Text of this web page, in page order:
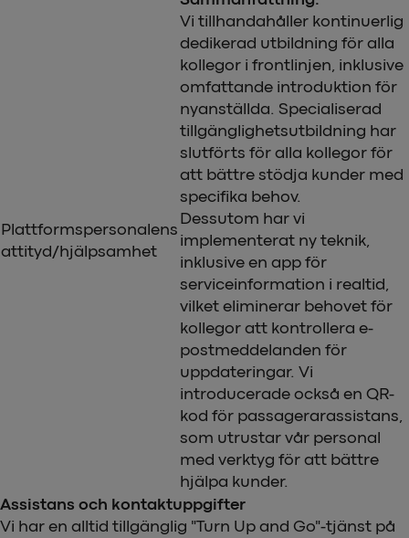
Plattformspersonalens
attityd/hjälpsamhet
Vi tillhandahåller kontinuerlig
dedikerad utbildning för alla
kollegor i frontlinjen, inklusive
omfattande introduktion för
nyanställda. Specialiserad
tillgänglighetsutbildning har
slutförts för alla kollegor för
att bättre stödja kunder med
specifika behov.
Dessutom har vi
implementerat ny teknik,
inklusive en app för
serviceinformation i realtid,
vilket eliminerar behovet för
kollegor att kontrollera e-
postmeddelanden för
uppdateringar. Vi
introducerade också en QR-
kod för passagerarassistans,
som utrustar vår personal
med verktyg för att bättre
hjälpa kunder.
Assistans och kontaktuppgifter
Vi har en alltid tillgänglig "Turn Up and Go"-tjänst på